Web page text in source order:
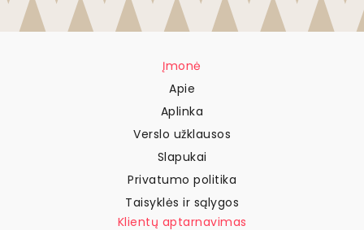
Įmonė
Apie
Aplinka
Verslo užklausos
Slapukai
Privatumo politika
Taisyklės ir sąlygos
Klientų aptarnavimas